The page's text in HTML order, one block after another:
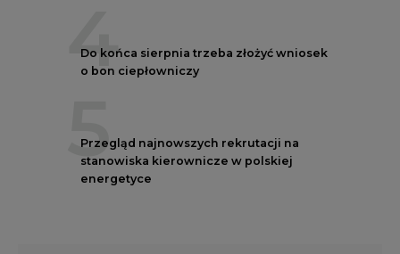
4
Do końca sierpnia trzeba złożyć wniosek
o bon ciepłowniczy
5
Przegląd najnowszych rekrutacji na
stanowiska kierownicze w polskiej
energetyce